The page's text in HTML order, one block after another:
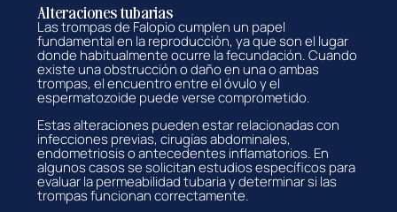
Alteraciones tubarias
Las trompas de Falopio cumplen un papel
fundamental en la reproducción, ya que son el lugar
donde habitualmente ocurre la fecundación. Cuando
existe una obstrucción o daño en una o ambas
trompas, el encuentro entre el óvulo y el
espermatozoide puede verse comprometido.
Estas alteraciones pueden estar relacionadas con
infecciones previas, cirugías abdominales,
endometriosis o antecedentes inflamatorios. En
algunos casos se solicitan estudios específicos para
evaluar la permeabilidad tubaria y determinar si las
trompas funcionan correctamente.